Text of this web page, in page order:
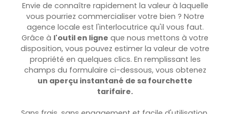
Envie de connaître rapidement la valeur à laquelle
vous pourriez commercialiser votre bien ? Notre
agence locale est l'interlocutrice qu'il vous faut.
Grâce à l'outil en ligne que nous mettons à votre
disposition, vous pouvez estimer la valeur de votre
propriété en quelques clics. En remplissant les
champs du formulaire ci-dessous, vous obtenez
un aperçu instantané de sa fourchette
tarifaire.